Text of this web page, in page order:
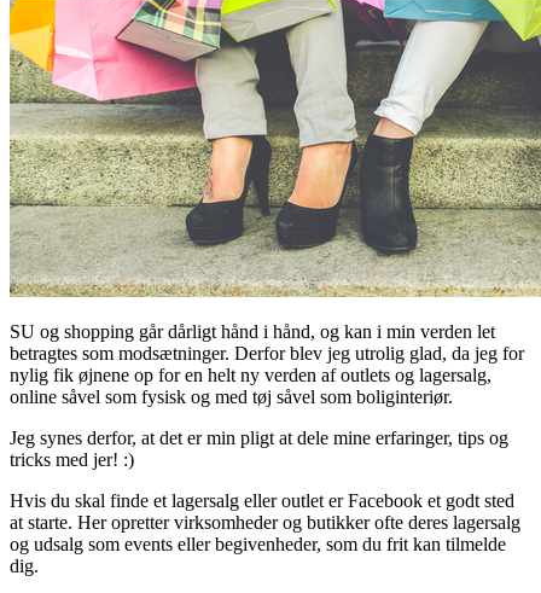
SU og shopping går dårligt hånd i hånd, og kan i min verden let
betragtes som modsætninger. Derfor blev jeg utrolig glad, da jeg for
nylig fik øjnene op for en helt ny verden af outlets og lagersalg,
online såvel som fysisk og med tøj såvel som boliginteriør.
Jeg synes derfor, at det er min pligt at dele mine erfaringer, tips og
tricks med jer! :)
Hvis du skal finde et lagersalg eller outlet er Facebook et godt sted
at starte. Her opretter virksomheder og butikker ofte deres lagersalg
og udsalg som events eller begivenheder, som du frit kan tilmelde
dig.